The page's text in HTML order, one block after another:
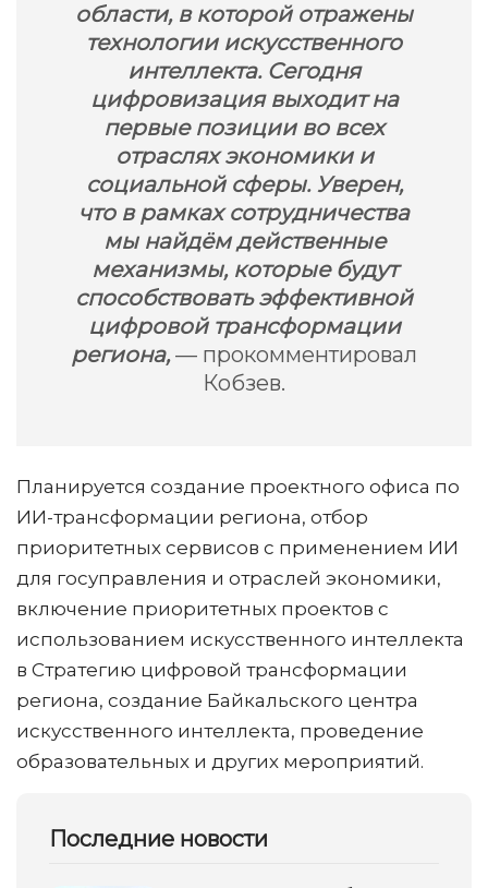
области, в которой отражены
технологии искусственного
интеллекта. Сегодня
цифровизация выходит на
первые позиции во всех
отраслях экономики и
социальной сферы. Уверен,
что в рамках сотрудничества
мы найдём действенные
механизмы, которые будут
способствовать эффективной
цифровой трансформации
региона,— прокомментировал
Кобзев.
Планируется создание проектного офиса по
ИИ-трансформации региона, отбор
приоритетных сервисов с применением ИИ
для госуправления и отраслей экономики,
включение приоритетных проектов с
использованием искусственного интеллекта
в Стратегию цифровой трансформации
региона, создание Байкальского центра
искусственного интеллекта, проведение
образовательных и других мероприятий.
Последние новости